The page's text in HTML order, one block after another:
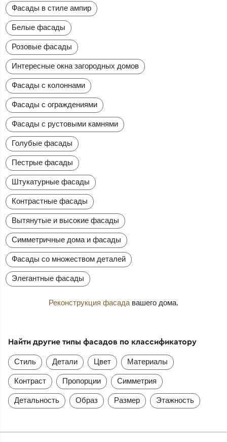
Фасады в стиле ампир
Белые фасады
Розовые фасады
Интересные окна загородных домов
Фасады с колоннами
Фасады с ограждениями
Фасады с рустовыми камнями
Голубые фасады
Пестрые фасады
Штукатурные фасады
Контрастные фасады
Вытянутые и высокие фасады
Симметричные дома и фасады
Фасады со множеством деталей
Элегантные фасады
Реконструкция фасада вашего дома.
Найти другие типы фасадов по классификатору
Стиль Детали Цвет Материалы
Контраст Пропорции Симметрия
Детальность Образ Размер Этажность